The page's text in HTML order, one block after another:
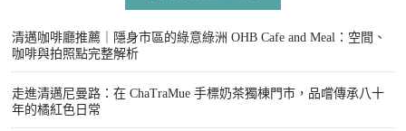
清邁咖啡廳推薦｜隱身市區的綠意綠洲 OHB Cafe and Meal：空間、
咖啡與拍照點完整解析
走進清邁尼曼路：在 ChaTraMue 手標奶茶獨棟門市，品嚐傳承八十
年的橘紅色日常